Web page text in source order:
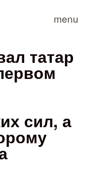
menu
татар
сил, а